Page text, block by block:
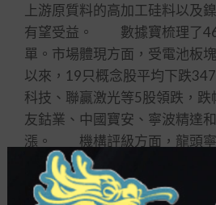
上游原質料的高加工硅料以及
有望受益。 數據寶梳理了
單。市場體現方面，受電池板
以來，19只概念股平均下跌
科技、聯贏激光等5股領跌，
友鈷業、中國寶安、寧波精達
漲。 機構評級方面，龍頭寧
多注目，評級機構多達41家；
質料、華友鈷業和璞泰來個股